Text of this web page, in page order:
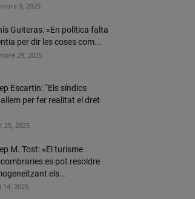
9, 2025
Guiteras: «En política falta
per dir les coses com...
29, 2025
Escartin: “Els síndics
per fer realitat el dret
25, 2025
M. Tost: «El turisme
es pot resoldre
els...
14, 2025